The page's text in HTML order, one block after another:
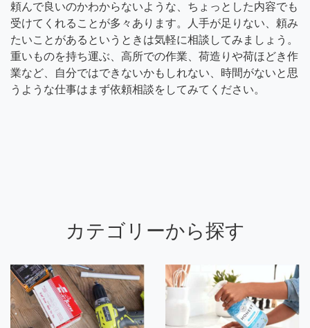
頼んで良いのかわからないような、ちょっとした内容でも
受けてくれることが多々あります。人手が足りない、頼み
たいことがあるというときは気軽に相談してみましょう。
重いものを持ち運ぶ、高所での作業、荷造りや荷ほどき作
業など、自分ではできないかもしれない、時間がないと思
うような仕事はまず依頼相談をしてみてください。
カテゴリーから探す